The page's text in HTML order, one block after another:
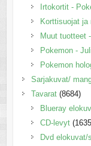
Irtokortit -
Korttisuojat ja
Muut tuotteet
Pokemon -
Pokemon
Sarjakuvat/
Tavarat (8684)
Blueray
CD-levyt
Dvd elokuvat/